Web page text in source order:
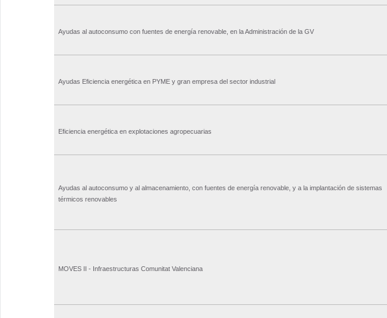
Ayudas al autoconsumo con fuentes de energía renovable, en la Administración de la GV
Ayudas Eficiencia energética en PYME y gran empresa del sector industrial
Eficiencia energética en explotaciones agropecuarias
Ayudas al autoconsumo y al almacenamiento, con fuentes de energía renovable, y a la implantación de sistemas
térmicos renovables
MOVES II - Infraestructuras Comunitat Valenciana